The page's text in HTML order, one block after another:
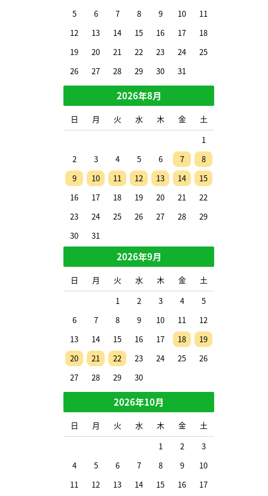
5
6 7 8 9 10
11
12
13 14 15 16 17
18
19
20 21 22 23 24
25
26
27 28 29 30 31
2026年8月
日 月 火 水 木 金
土
1
2
3 4 5 6 7
8
9
10 11 12 13 14
15
16
17 18 19 20 21
22
23
24 25 26 27 28
29
30
31
2026年9月
日 月 火 水 木 金
土
1
2 3 4
5
6
7 8 9 10 11
12
13
14 15 16 17 18
19
20
21 22 23 24 25
26
27
28 29 30
2026年10月
日 月 火 水 木 金
土
1
2
3
4
5 6 7 8 9
10
11
12 13 14 15 16
17